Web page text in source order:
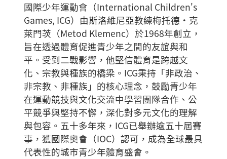
國際少年運動會（International Children's
Games, ICG）由斯洛維尼亞教練梅托德·克
萊門茨（Metod Klemenc）於1968年創立，
旨在透過體育促進青少年之間的友誼與和
平。受到二戰影響，他堅信體育是跨越文
化、宗教與種族的橋梁。ICG秉持「非政治、
非宗教、非種族」的核心理念，鼓勵青少年
在運動競技與文化交流中學習團隊合作、公
平競爭與堅持不懈，深化對多元文化的理解
與包容。五十多年來，ICG已舉辦逾五十屆賽
事，獲國際奧會（IOC）認可，成為全球最具
代表性的城市青少年體育盛會。